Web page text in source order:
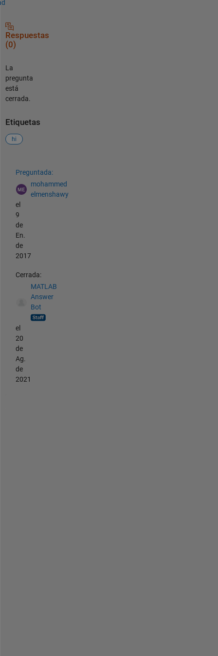
Respuestas
(0)
La
pregunta
está
cerrada.
Etiquetas
hi
Preguntada:
mohammed
elmenshawy
el
9
de
En.
de
2017
Cerrada:
MATLAB
Answer
Bot
el
20
de
Ag.
de
2021